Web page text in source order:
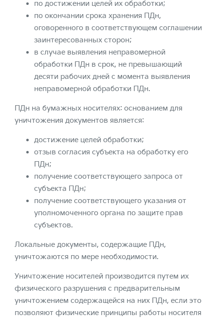
по достижении целей их обработки;
по окончании срока хранения ПДн,
оговоренного в соответствующем соглашении
заинтересованных сторон;
в случае выявления неправомерной
обработки ПДн в срок, не превышающий
десяти рабочих дней с момента выявления
неправомерной обработки ПДн.
ПДн на бумажных носителях: основанием для
уничтожения документов является:
достижение целей обработки;
отзыв согласия субъекта на обработку его
ПДн;
получение соответствующего запроса от
субъекта ПДн;
получение соответствующего указания от
уполномоченного органа по защите прав
субъектов.
Локальные документы, содержащие ПДн,
уничтожаются по мере необходимости.
Уничтожение носителей производится путем их
физического разрушения с предварительным
уничтожением содержащейся на них ПДн, если это
позволяют физические принципы работы носителя